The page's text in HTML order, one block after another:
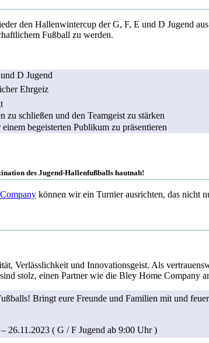
den Hallenwintercup der G, F, E und D Jugend
Fußball zu werden.
D Jugend
Ehrgeiz
zu schließen und den Teamgeist zu stärken
begeisterten Publikum zu präsentieren
des Jugend-Hallenfußballs hautnah!
können wir ein Turnier ausrichten, das nicht
Verlässlichkeit und Innovationsgeist. Als
stolz, einen Partner wie die Bley Home Company
Bringt eure Freunde und Familien mit und
26.11.2023 ( G / F Jugend ab 9:00 Uhr )